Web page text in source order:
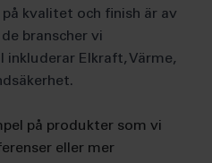
kvalitet och finish är av
branscher vi
Elkraft, Värme,
på produkter som vi
eller mer